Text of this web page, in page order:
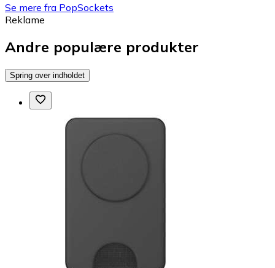
Se mere fra PopSockets
Reklame
Andre populære produkter
Spring over indholdet